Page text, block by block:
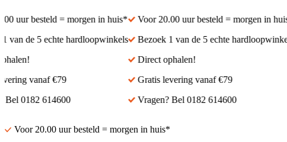
uur besteld = morgen in huis*
de 5 echte hardloopwinkels
vanaf €79
0182 614600
Voor 20.00 uur besteld = morgen in huis*
Bezoek 1 van de 5 echte hardloopwinkels
Direct ophalen!
Gratis levering vanaf €79
Vragen? Bel 0182 614600
Voor 20.00 uur besteld = morgen in huis*